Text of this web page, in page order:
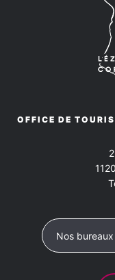
OFFICE DE
Nos